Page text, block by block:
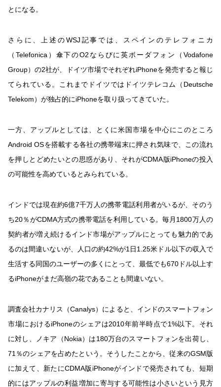
とになる。
さらに、上述のWSJ記事では、スペインのテレフォニカ
（Telefonica）傘下のO2ならびに英ボーダフォン（Vodafone
Group）の2社が、ドイツ市場でそれぞれiPhoneを発売すると報じ
てられている。これまでドイツではドイツテレコム（Deutsche
Telekom）が独占的にiPhoneを取り扱ってきていた。
一方、アップルとしては、とくに米国市場を中心にこのところ
Android OSを搭載する各社の携帯端末に押され気味で、この流れ
を押しとどめたいとの思惑があり、それがCDMA版iPhoneの投入
の可能性を高めているとみられている。
インドでは現在約6億7千万人の携帯電話利用者がいるが、そのう
ち20％がCDMA方式の携帯電話を利用している。毎月1800万人の
契約者が増え続けるインド市場がアップルにとっても魅力的であ
るのは間違いないが、人口の約42%が1日1.25米ドル以下の収入で
生活する同国のユーザーの多くにとって、最低でも670ドル以上す
るiPhoneがまだ高嶺の花であることも間違いない。
調査会社カナリス（Canalys）によると、インドのスマートフォン
市場におけるiPhoneのシェアは2010年前半時点で1%以下。それ
に対し、ノキア（Nokia）は180万台のスマートフォンを出荷し、
71％のシェアを占めたという。そうしたことから、従来のGSM版
に加えて、新たにCDMA版iPhoneがインドで発売されても、短期
的にはアップルの利益増加に寄与する可能性は小さいという見方